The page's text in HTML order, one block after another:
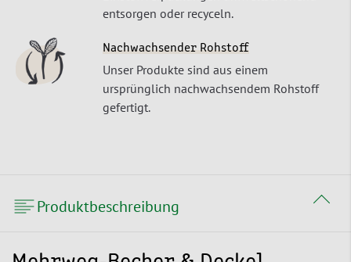
entsorgen oder recyceln.
Nachwachsender Rohstoff
Unser Produkte sind aus einem
ursprünglich nachwachsendem Rohstoff
gefertigt.
Produktbeschreibung